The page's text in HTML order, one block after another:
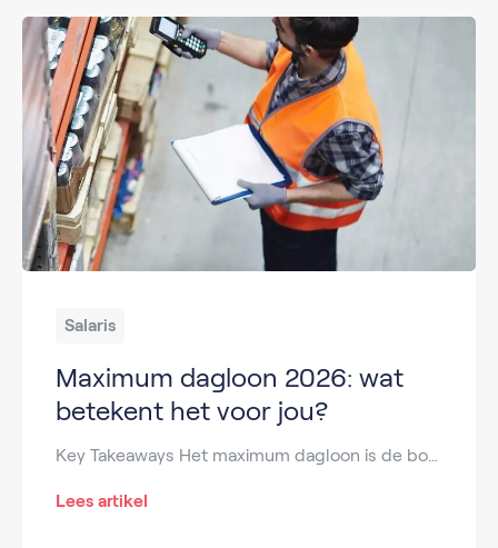
Salaris
Maximum dagloon 2026: wat
betekent het voor jou?
Lees artikel